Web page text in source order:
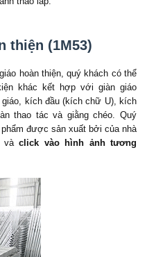
thiện (1M53)
hoàn thiện, quý khách có thể
khác kết hợp với giàn giáo
giáo, kích đầu (kích chữ U), kích
thao tác và giằng chéo. Quý
được sản xuất bởi của nhà
vàclick vào hình ảnh tương